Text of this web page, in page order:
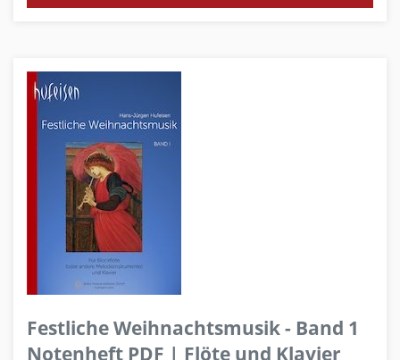
Festliche Weihnachtsmusik - Band 1
Notenheft PDF | Flöte und Klavier